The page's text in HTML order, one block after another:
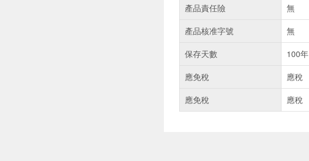
產品責任險
無
產品核准字號
無
保存天數
100年
應免稅
應稅
應免稅
應稅